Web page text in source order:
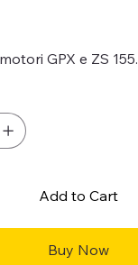
GPX e ZS 155.
Add to Cart
Buy Now